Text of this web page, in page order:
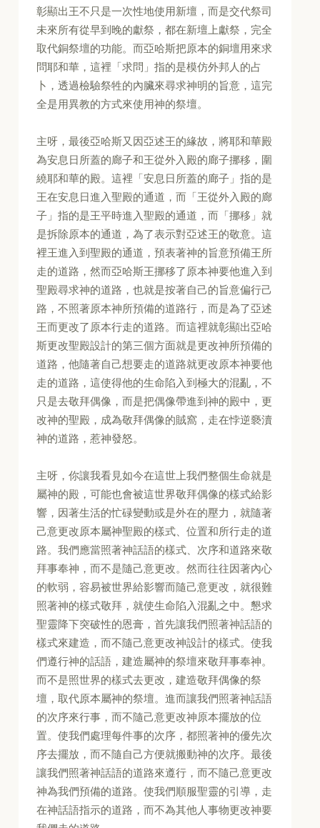
彰顯出王不只是一次性地使用新壇，而是交代祭司
未來所有從早到晚的獻祭，都在新壇上獻祭，完全
取代銅祭壇的功能。而亞哈斯把原本的銅壇用來求
問耶和華，這裡「求問」指的是模仿外邦人的占
卜，透過檢驗祭牲的內臟來尋求神明的旨意，這完
全是用異教的方式來使用神的祭壇。
主呀，最後亞哈斯又因亞述王的緣故，將耶和華殿
為安息日所蓋的廊子和王從外入殿的廊子挪移，圍
繞耶和華的殿。這裡「安息日所蓋的廊子」指的是
王在安息日進入聖殿的通道，而「王從外入殿的廊
子」指的是王平時進入聖殿的通道，而「挪移」就
是拆除原本的通道，為了表示對亞述王的敬意。這
裡王進入到聖殿的通道，預表著神的旨意預備王所
走的道路，然而亞哈斯王挪移了原本神要他進入到
聖殿尋求神的道路，也就是按著自己的旨意偏行己
路，不照著原本神所預備的道路行，而是為了亞述
王而更改了原本行走的道路。而這裡就彰顯出亞哈
斯更改聖殿設計的第三個方面就是更改神所預備的
道路，他隨著自己想要走的道路就更改原本神要他
走的道路，這使得他的生命陷入到極大的混亂，不
只是去敬拜偶像，而是把偶像帶進到神的殿中，更
改神的聖殿，成為敬拜偶像的賊窩，走在悖逆褻瀆
神的道路，惹神發怒。
主呀，你讓我看見如今在這世上我們整個生命就是
屬神的殿，可能也會被這世界敬拜偶像的樣式給影
響，因著生活的忙碌變動或是外在的壓力，就隨著
己意更改原本屬神聖殿的樣式、位置和所行走的道
路。我們應當照著神話語的樣式、次序和道路來敬
拜事奉神，而不是隨己意更改。然而往往因著內心
的軟弱，容易被世界給影響而隨己意更改，就很難
照著神的樣式敬拜，就使生命陷入混亂之中。懇求
聖靈降下突破性的恩膏，首先讓我們照著神話語的
樣式來建造，而不隨己意更改神設計的樣式。使我
們遵行神的話語，建造屬神的祭壇來敬拜事奉神。
而不是照世界的樣式去更改，建造敬拜偶像的祭
壇，取代原本屬神的祭壇。進而讓我們照著神話語
的次序來行事，而不隨己意更改神原本擺放的位
置。使我們處理每件事的次序，都照著神的優先次
序去擺放，而不隨自己方便就搬動神的次序。最後
讓我們照著神話語的道路來遵行，而不隨己意更改
神為我們預備的道路。使我們順服聖靈的引導，走
在神話語指示的道路，而不為其他人事物更改神要